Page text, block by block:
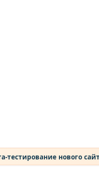
тестирование нового